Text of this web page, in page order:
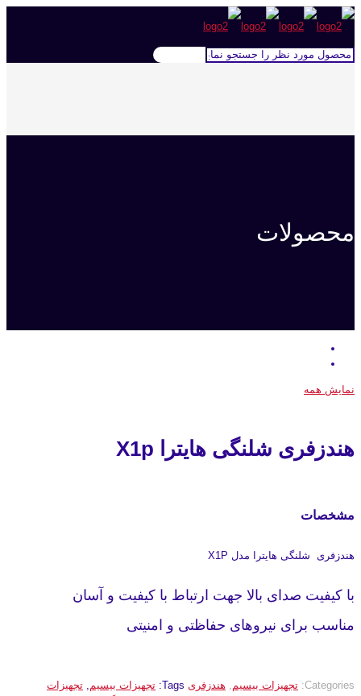
محصولات
نمایش همه
هندزفری شلنگی هایترا X1p
مشخصات
هندزفری شلنگی هایترا مدل X1P
با کیفیت صدای بالا جهت ارتباط با کیفیت و آسان
مناسب برای نیروهای حفاظتی و امنیتی
Categories: تجهیزات بیسیم هندزفری Tags: تجهیزات بیسیم
تجهیزات